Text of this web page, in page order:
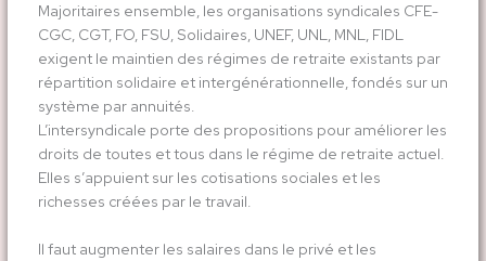
Majoritaires ensemble, les organisations syndicales CFE-
CGC, CGT, FO, FSU, Solidaires, UNEF, UNL, MNL, FIDL
exigent le maintien des régimes de retraite existants par
répartition solidaire et intergénérationnelle, fondés sur un
système par annuités.
L’intersyndicale porte des propositions pour améliorer les
droits de toutes et tous dans le régime de retraite actuel.
Elles s’appuient sur les cotisations sociales et les
richesses créées par le travail.
Il faut augmenter les salaires dans le privé et les